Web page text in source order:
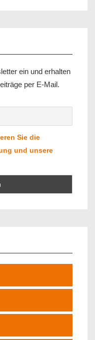
ein und erhalten
per E-Mail.
Sie die
und unsere